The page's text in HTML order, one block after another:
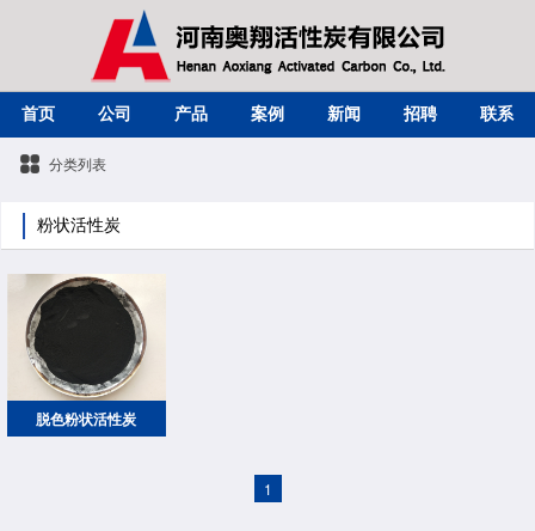
首页 公司 产品 案例 新闻 招聘 联系
分类列表
粉状活性炭
脱色粉状活性炭
1